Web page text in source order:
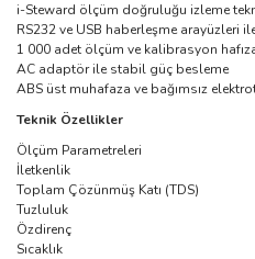
i-Steward ölçüm doğruluğu izleme
RS232 ve USB haberleşme arayüzleri
1 000 adet ölçüm ve kalibrasyon
AC adaptör ile stabil güç besleme
ABS üst muhafaza ve bağımsız
Teknik Özellikler
Ölçüm Parametreleri
İletkenlik
Toplam Çözünmüş Katı (TDS)
Tuzluluk
Özdirenç
Sıcaklık